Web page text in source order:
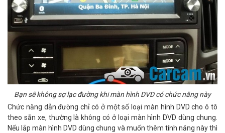
Bạn sẽ không sợ lạc đường khi màn hình DVD có chức năng này
Chức năng dẫn đường chỉ có ở một số loại màn hình DVD cho ô tô
theo sẵn xe, thường là không có ở loại màn hình DVD dùng chung.
Nếu lắp màn hình DVD dùng chung và muốn thêm tính năng này thì